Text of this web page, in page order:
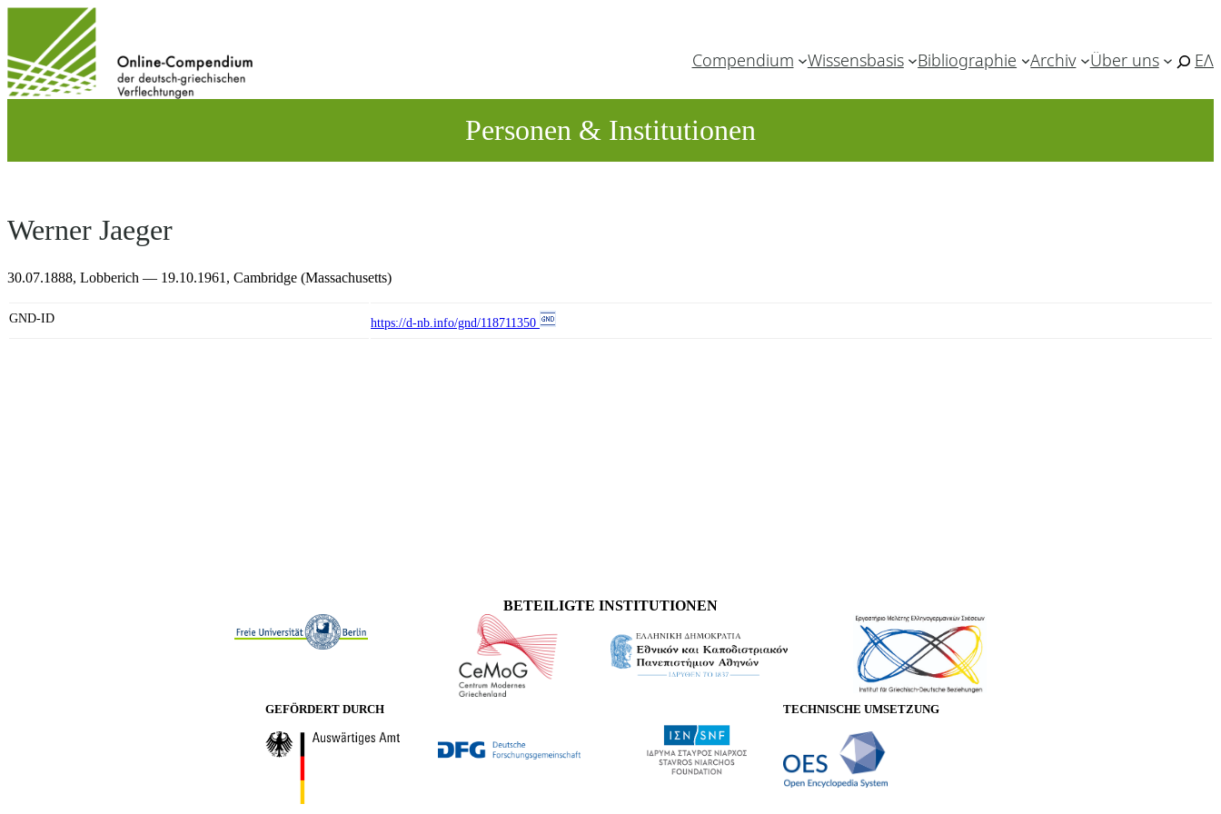
wechseln
Compendium Wissensbasis Bibliographie Archiv Über uns ΕΛ
Personen & Institutionen
Werner Jaeger
30.07.1888, Lobberich — 19.10.1961, Cambridge (Massachusetts)
GND-ID https://d-nb.info/gnd/118711350
BETEILIGTE INSTITUTIONEN
GEFÖRDERT DURCH TECHNISCHE UMSETZUNG